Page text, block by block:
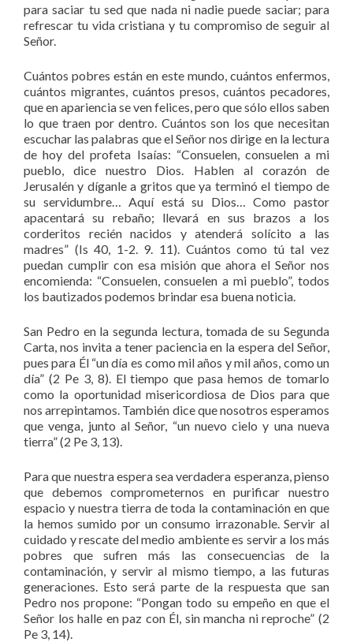
para saciar tu sed que nada ni nadie puede saciar; para
refrescar tu vida cristiana y tu compromiso de seguir al
Señor.
Cuántos pobres están en este mundo, cuántos enfermos,
cuántos migrantes, cuántos presos, cuántos pecadores,
que en apariencia se ven felices, pero que sólo ellos saben
lo que traen por dentro. Cuántos son los que necesitan
escuchar las palabras que el Señor nos dirige en la lectura
de hoy del profeta Isaías: “Consuelen, consuelen a mi
pueblo, dice nuestro Dios. Hablen al corazón de
Jerusalén y díganle a gritos que ya terminó el tiempo de
su servidumbre… Aquí está su Dios… Como pastor
apacentará su rebaño; llevará en sus brazos a los
corderitos recién nacidos y atenderá solícito a las
madres” (Is 40, 1-2. 9. 11). Cuántos como tú tal vez
puedan cumplir con esa misión que ahora el Señor nos
encomienda: “Consuelen, consuelen a mi pueblo”, todos
los bautizados podemos brindar esa buena noticia.
San Pedro en la segunda lectura, tomada de su Segunda
Carta, nos invita a tener paciencia en la espera del Señor,
pues para Él “un día es como mil años y mil años, como un
día” (2 Pe 3, 8). El tiempo que pasa hemos de tomarlo
como la oportunidad misericordiosa de Dios para que
nos arrepintamos. También dice que nosotros esperamos
que venga, junto al Señor, “un nuevo cielo y una nueva
tierra” (2 Pe 3, 13).
Para que nuestra espera sea verdadera esperanza, pienso
que debemos comprometernos en purificar nuestro
espacio y nuestra tierra de toda la contaminación en que
la hemos sumido por un consumo irrazonable. Servir al
cuidado y rescate del medio ambiente es servir a los más
pobres que sufren más las consecuencias de la
contaminación, y servir al mismo tiempo, a las futuras
generaciones. Esto será parte de la respuesta que san
Pedro nos propone: “Pongan todo su empeño en que el
Señor los halle en paz con Él, sin mancha ni reproche” (2
Pe 3, 14).